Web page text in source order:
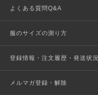
よくある質問Q&A
服のサイズの測り方
登録情報・注文履歴・発送状況
メルマガ登録・解除